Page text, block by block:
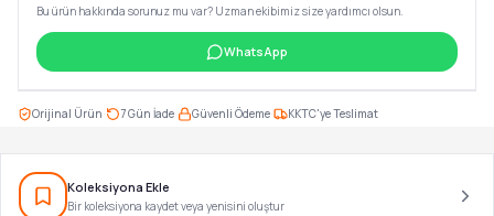
Bu ürün hakkında sorunuz mu var? Uzman ekibimiz size yardımcı olsun.
WhatsApp
Orijinal Ürün 7 Gün İade Güvenli Ödeme KKTC'ye Teslimat
Koleksiyona Ekle
Bir koleksiyona kaydet veya yenisini oluştur